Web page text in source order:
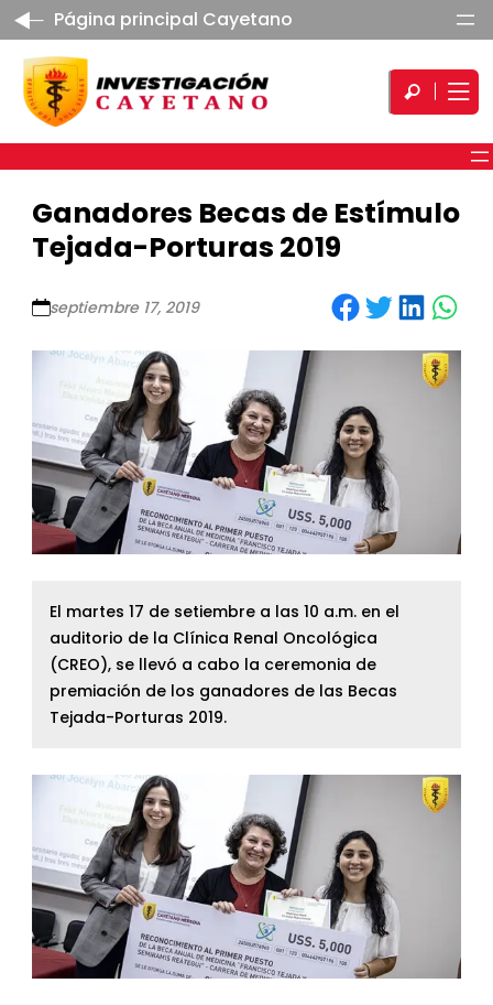
Página principal Cayetano
Ganadores Becas de Estímulo
Tejada-Porturas 2019
septiembre 17, 2019 Share on Facebook Share on Twitter Share on LinkedIn Share on WhatsApp
El martes 17 de setiembre a las 10 a.m. en el
auditorio de la Clínica Renal Oncológica
(CREO), se llevó a cabo la ceremonia de
premiación de los ganadores de las Becas
Tejada-Porturas 2019.